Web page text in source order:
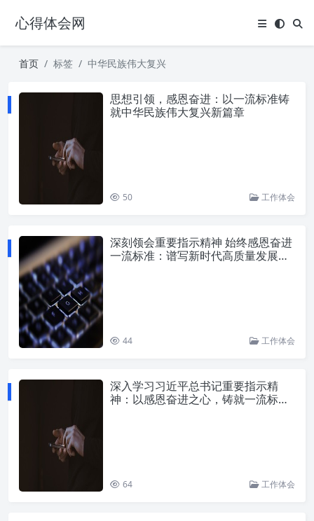
心得体会网
首页 标签 中华民族伟大复兴
思想引领，感恩奋进：以一流标准铸
就中华民族伟大复兴新篇章
50 工作体会
深刻领会重要指示精神 始终感恩奋进
一流标准：谱写新时代高质量发展壮
44 工作体会
深入学习习近平总书记重要指示精
神：以感恩奋进之心，铸就一流标准
64 工作体会